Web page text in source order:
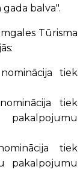
balva".
Tūrisma
tiek
tiek
tiek
pakalpojumu